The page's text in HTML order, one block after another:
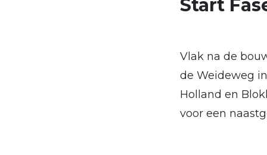
Start
Vlak na de
de Weideweg
Holland en
voor een